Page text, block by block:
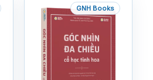
GNH Books